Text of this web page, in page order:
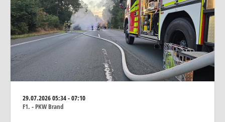
29.07.202605:34 - 07:10
F1. - PKW Brand